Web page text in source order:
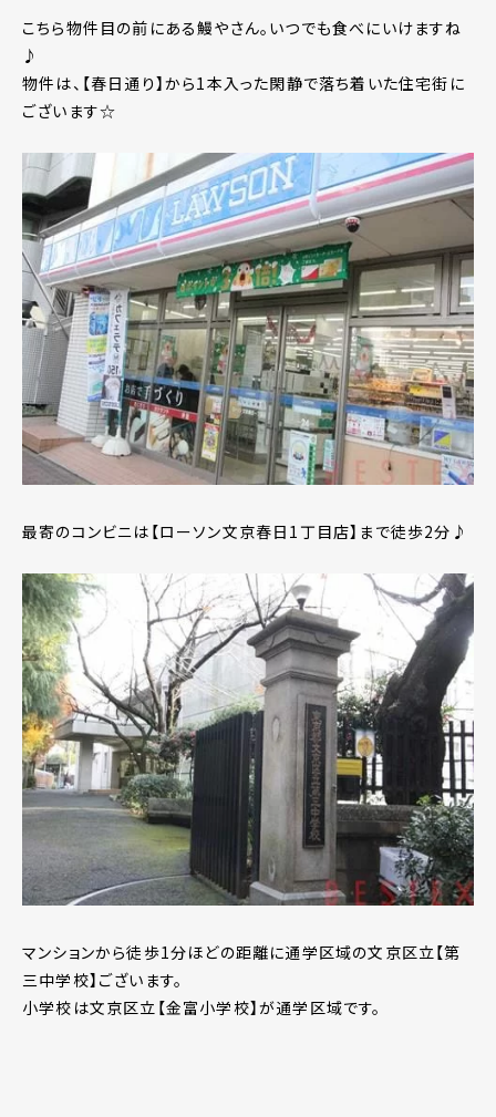
こちら物件目の前にある鰻やさん。いつでも食べにいけますね
♪
物件は、【春日通り】から1本入った閑静で落ち着いた住宅街に
ございます☆
最寄のコンビニは【ローソン文京春日1丁目店】まで徒歩2分♪
マンションから徒歩1分ほどの距離に通学区域の文京区立【第
三中学校】ございます。
小学校は文京区立【金富小学校】が通学区域です。